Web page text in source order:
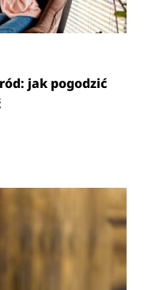
jak pogodzić